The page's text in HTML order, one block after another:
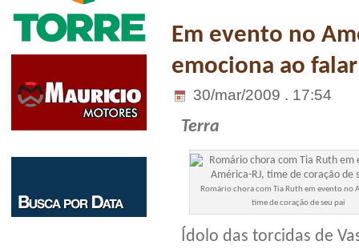
Em evento no
emociona ao
30/mar/2009 . 17:54
Terra
Romário chora com Tia Ruth em evento no
time de coração de seu pai
Ídolo das torcidas de